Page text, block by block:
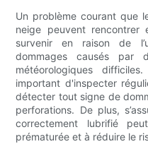
Un problème courant que
neige peuvent
survenir en raison de
dommages causés par
météorologiques
important d'inspecter
détecter tout signe de
perforations. De plus,
correctement lubrifié
prématurée et à réduire le